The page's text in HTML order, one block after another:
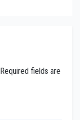
Required fields are